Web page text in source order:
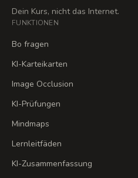
Dein Kurs, nicht das Internet.
FUNKTIONEN
Bo fragen
KI-Karteikarten
Image Occlusion
KI-Prüfungen
Mindmaps
Lernleitfäden
KI-Zusammenfassung